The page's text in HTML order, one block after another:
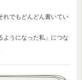
れでもどんどん書いてい
ようになった私」につな